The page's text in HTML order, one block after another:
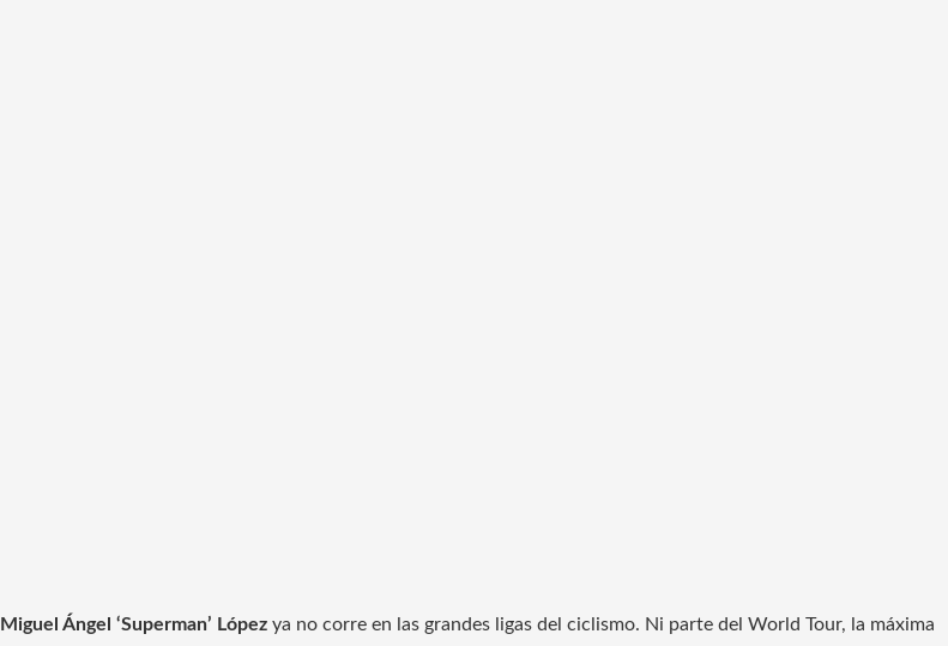
Miguel Ángel ‘Superman’ López ya no corre en las grandes ligas del ciclismo. Ni parte del World Tour, la máxima